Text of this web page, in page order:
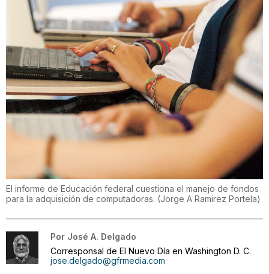
El informe de Educación federal cuestiona el manejo de fondos
para la adquisición de computadoras. (Jorge A Ramirez Portela)
Por José A. Delgado
Corresponsal de El Nuevo Día en Washington D. C.
jose.delgado@gfrmedia.com